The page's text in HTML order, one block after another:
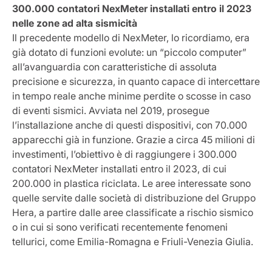
300.000 contatori NexMeter installati entro il 2023
nelle zone ad alta sismicità
Il precedente modello di NexMeter, lo ricordiamo, era
già dotato di funzioni evolute: un “piccolo computer”
all’avanguardia con caratteristiche di assoluta
precisione e sicurezza, in quanto capace di intercettare
in tempo reale anche minime perdite o scosse in caso
di eventi sismici. Avviata nel 2019, prosegue
l’installazione anche di questi dispositivi, con 70.000
apparecchi già in funzione. Grazie a circa 45 milioni di
investimenti, l’obiettivo è di raggiungere i 300.000
contatori NexMeter installati entro il 2023, di cui
200.000 in plastica riciclata. Le aree interessate sono
quelle servite dalle società di distribuzione del Gruppo
Hera, a partire dalle aree classificate a rischio sismico
o in cui si sono verificati recentemente fenomeni
tellurici, come Emilia-Romagna e Friuli-Venezia Giulia.